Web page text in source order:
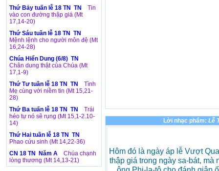
Thứ Bảy tuấn lễ 18 TN TN
Tin
vào con đường thập giá (Mt
17,14-20)
Thứ Sáu tuần lễ 18 TN TN
Mệnh lệnh cho người môn đệ (Mt
16,24-28)
Chúa Hiển Dung (6/8) TN
Chân dung thật của Chúa (Mt
17,1-9)
Thứ Tư tuần lễ 18 TN TN
Tình
Mẹ cùng với niềm tin (Mt 15,21-
28)
Thứ Ba tuấn lễ 18 TN TN
Trái
héo tự nó sẽ rụng (Mt 15,1-2.10-
14)
Thứ Hai tuần lễ 18 TN TN
Phao cứu sinh (Mt 14,22-36)
CN 18 TN Năm A
Chúa chạnh
lòng thương (Mt 14,13-21)
Lời nhạc phẩm: Lễ